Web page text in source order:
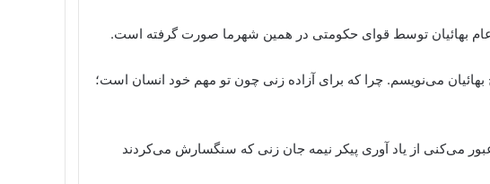
عام بهائیان توسط قوای حکومتی در همین شهرما صورت گرفته است.
بهائیان می‌نویسم. چرا که برای آزاده زنی چون تو مهم خود انسان است؛
می‌کنی از یاد آوری پیکر نیمه جان زنی که سنگسارش می‌کردند